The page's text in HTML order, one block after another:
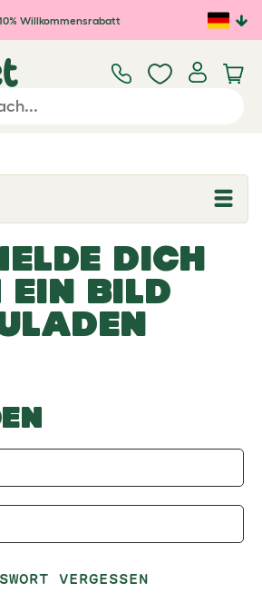
springen
Willkommensrabatt
DICH
BILD
VERGESSEN